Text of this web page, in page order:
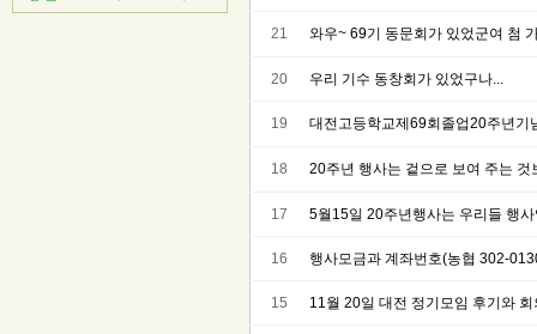
21 와우~ 69기 동문회가 있었군여 첨
20 우리 기수 동창회가 있었구나...
19 대전고등학교제69회졸업20주년기
18 20주년 행사는 겉으로 보여 주는 것
17 5월15일 20주년행사는 우리들 행
16 행사모금과 계좌번호(농협 302-
15 11월 20일 대전 정기모임 후기와